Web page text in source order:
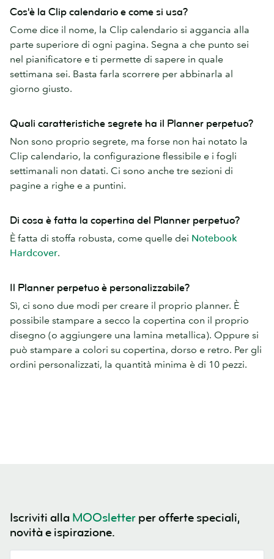
Cos'è la Clip calendario e come si usa?
Come dice il nome, la Clip calendario si aggancia alla
parte superiore di ogni pagina. Segna a che punto sei
nel pianificatore e ti permette di sapere in quale
settimana sei. Basta farla scorrere per abbinarla al
giorno giusto.
Quali caratteristiche segrete ha il Planner perpetuo?
Non sono proprio segrete, ma forse non hai notato la
Clip calendario, la configurazione flessibile e i fogli
settimanali non datati. Ci sono anche tre sezioni di
pagine a righe e a puntini.
Di cosa è fatta la copertina del Planner perpetuo?
È fatta di stoffa robusta, come quelle dei Notebook
Hardcover.
Il Planner perpetuo è personalizzabile?
Sì, ci sono due modi per creare il proprio planner. È
possibile stampare a secco la copertina con il proprio
disegno (o aggiungere una lamina metallica). Oppure si
può stampare a colori su copertina, dorso e retro. Per gli
ordini personalizzati, la quantità minima è di 10 pezzi.
Iscriviti alla MOOsletter per offerte speciali,
novità e ispirazione.